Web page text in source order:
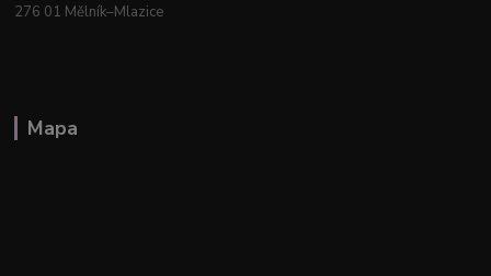
276 01 Mělník–Mlazice
Mapa